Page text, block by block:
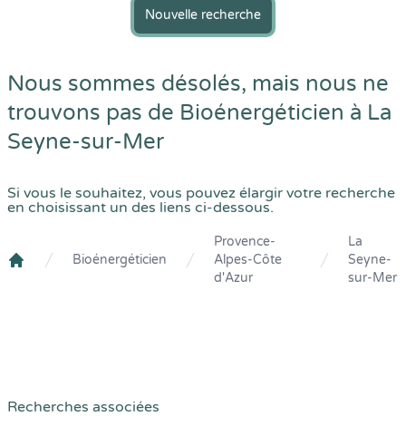
Nouvelle recherche
Nous sommes désolés, mais nous ne
trouvons pas de Bioénergéticien à La
Seyne-sur-Mer
Si vous le souhaitez, vous pouvez élargir votre recherche
en choisissant un des liens ci-dessous.
Bioénergéticien
Provence-
Alpes-Côte
d'Azur
La
Seyne-
sur-Mer
Recherches associées